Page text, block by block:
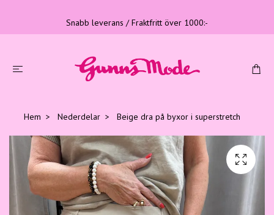
Snabb leverans / Fraktfritt över 1000:-
Hem Nederdelar Beige dra på byxor i superstretch